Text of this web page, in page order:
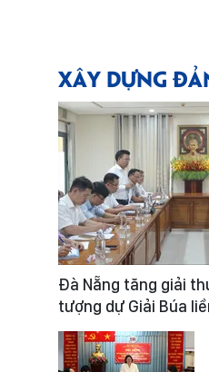
XÂY DỰNG
Đà Nẵng tăng giải
tượng dự Giải Búa